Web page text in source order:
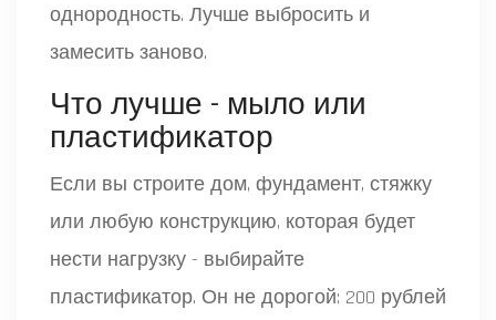
однородность. Лучше выбросить и
замесить заново.
Что лучше - мыло или
пластификатор
Если вы строите дом, фундамент, стяжку
или любую конструкцию, которая будет
нести нагрузку - выбирайте
пластификатор. Он не дорогой: 200 рублей